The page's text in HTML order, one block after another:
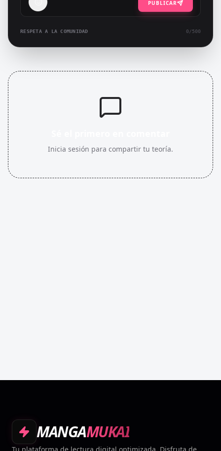
PUBLICAR
RESPETA A LA COMUNIDAD 0 /500
Inicia sesión para compartir tu teoría.
MANGAMUKAI